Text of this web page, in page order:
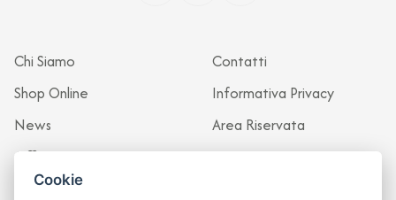
Chi Siamo
Shop Online
News
Officina
Contatti
Informativa Privacy
Area Riservata
Cookie